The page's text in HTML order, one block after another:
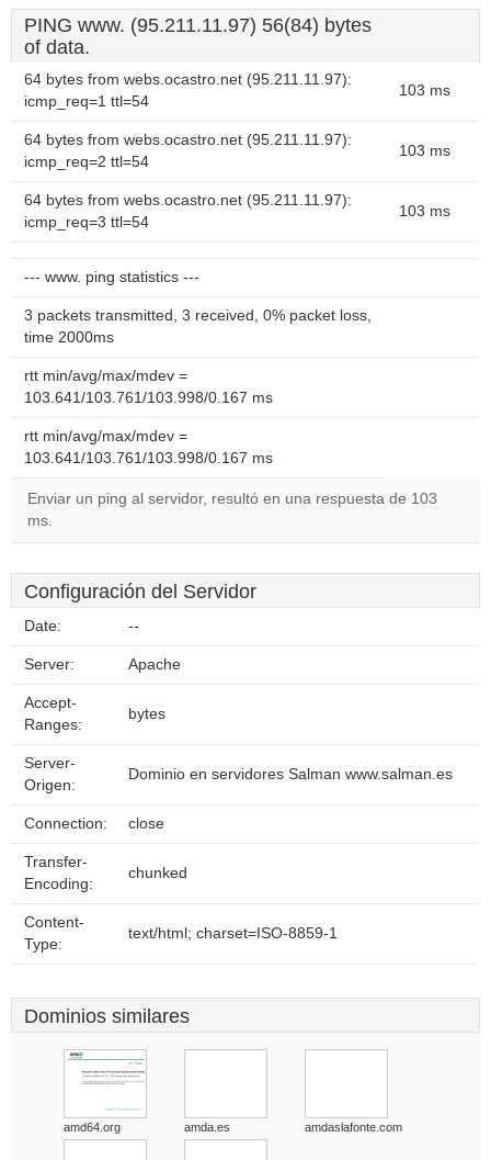
PING www. (95.211.11.97) 56(84) bytes
of data.
64 bytes from webs.ocastro.net (95.211.11.97):
icmp_req=1 ttl=54
103 ms
64 bytes from webs.ocastro.net (95.211.11.97):
icmp_req=2 ttl=54
103 ms
64 bytes from webs.ocastro.net (95.211.11.97):
icmp_req=3 ttl=54
103 ms
--- www. ping statistics ---
3 packets transmitted, 3 received, 0% packet loss,
time 2000ms
rtt min/avg/max/mdev =
103.641/103.761/103.998/0.167 ms
rtt min/avg/max/mdev =
103.641/103.761/103.998/0.167 ms
Enviar un ping al servidor, resultó en una respuesta de 103
ms.
Configuración del Servidor
Date: --
Server: Apache
Accept-
Ranges:
bytes
Server-
Origen:
Dominio en servidores Salman www.salman.es
Connection: close
Transfer-
Encoding:
chunked
Content-
Type:
text/html; charset=ISO-8859-1
Dominios similares
amd64.org amda.es amdaslafonte.com